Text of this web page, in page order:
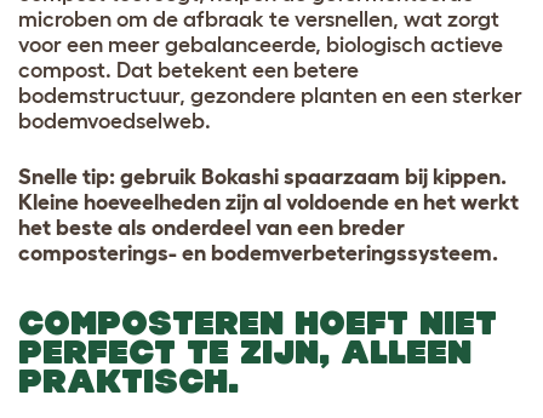
microben om de afbraak te versnellen, wat zorgt
voor een meer gebalanceerde, biologisch actieve
compost. Dat betekent een betere
bodemstructuur, gezondere planten en een sterker
bodemvoedselweb.
Snelle tip: gebruik Bokashi spaarzaam bij kippen.
Kleine hoeveelheden zijn al voldoende en het werkt
het beste als onderdeel van een breder
composterings- en bodemverbeteringssysteem.
COMPOSTEREN HOEFT NIET
PERFECT TE ZIJN, ALLEEN
PRAKTISCH.